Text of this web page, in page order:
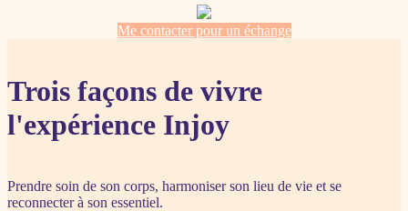
Me contacter pour un échange
Trois façons de vivre
l'expérience Injoy
Prendre soin de son corps, harmoniser son lieu de vie et se
reconnecter à son essentiel.